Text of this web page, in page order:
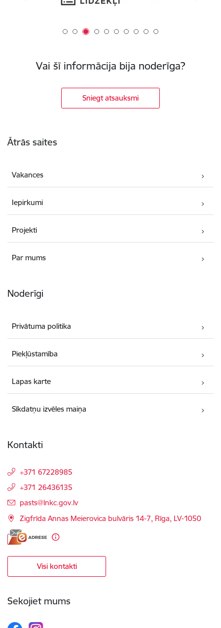
Vai šī informācija bija noderīga?
Sniegt atsauksmi
Ātrās saites
Vakances
Iepirkumi
Projekti
Par mums
Noderīgi
Privātuma politika
Piekļūstamība
Lapas karte
Sīkdatņu izvēles maiņa
Kontakti
+371 67228985
+371 26436135
E-pasts:
pasts@lnkc.gov.lv
Zigfrīda Annas Meierovica bulvāris 14-7, Rīga, LV-1050
Visi kontakti
Sekojiet mums